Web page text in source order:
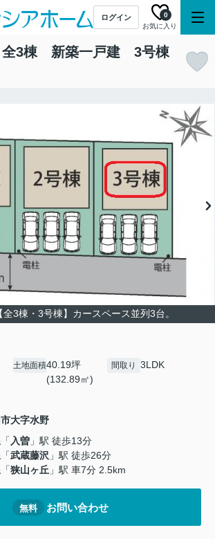
ログイン
お気に入り
0
全3棟 新築一戸建 3号棟
全3棟・3号棟】カースペース並列3台。
土地面積40.19坪
(132.89㎡)
間取り 3LDK
大字水野
「入曽 」駅 徒歩13分
「武蔵藤沢 」駅 徒歩26分
「狭山ヶ丘 」駅 車7分 2.5km
無料 お問い合わせ